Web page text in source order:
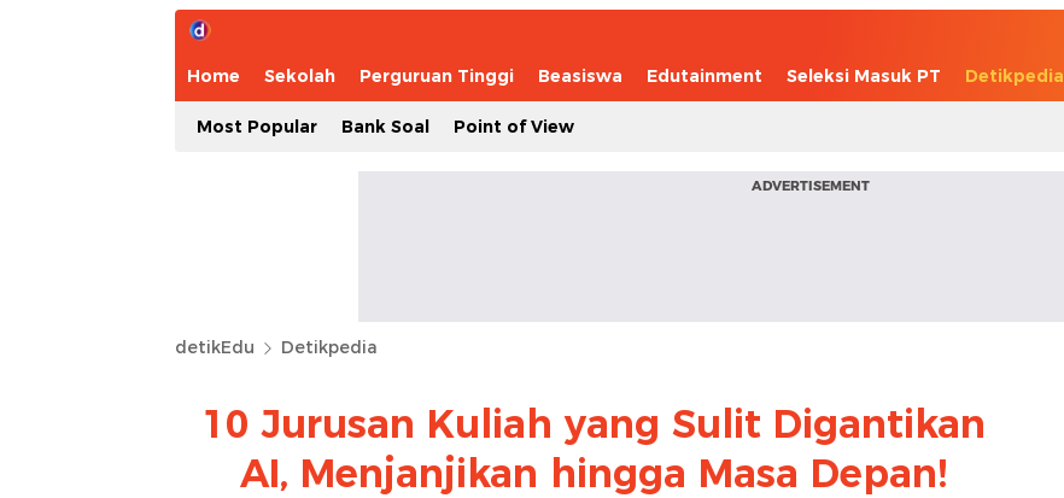
Home Sekolah Perguruan Tinggi Beasiswa Edutainment Seleksi Masuk PT Detikpedia
Most Popular Bank Soal Point of View
ADVERTISEMENT
detikEdu Detikpedia
10 Jurusan Kuliah yang Sulit Digantikan
AI, Menjanjikan hingga Masa Depan!